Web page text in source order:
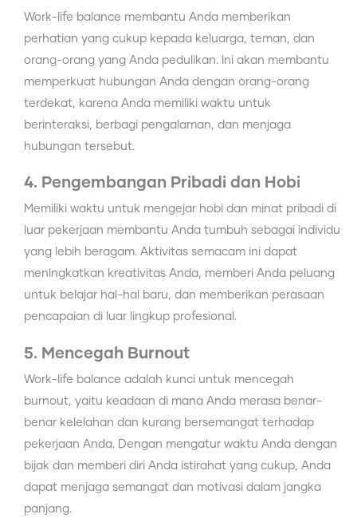
Work-life balance membantu Anda memberikan
perhatian yang cukup kepada keluarga, teman, dan
orang-orang yang Anda pedulikan. Ini akan membantu
memperkuat hubungan Anda dengan orang-orang
terdekat, karena Anda memiliki waktu untuk
berinteraksi, berbagi pengalaman, dan menjaga
hubungan tersebut.
4. Pengembangan Pribadi dan Hobi
Memiliki waktu untuk mengejar hobi dan minat pribadi di
luar pekerjaan membantu Anda tumbuh sebagai individu
yang lebih beragam. Aktivitas semacam ini dapat
meningkatkan kreativitas Anda, memberi Anda peluang
untuk belajar hal-hal baru, dan memberikan perasaan
pencapaian di luar lingkup profesional.
5. Mencegah Burnout
Work-life balance adalah kunci untuk mencegah
burnout, yaitu keadaan di mana Anda merasa benar-
benar kelelahan dan kurang bersemangat terhadap
pekerjaan Anda. Dengan mengatur waktu Anda dengan
bijak dan memberi diri Anda istirahat yang cukup, Anda
dapat menjaga semangat dan motivasi dalam jangka
panjang.